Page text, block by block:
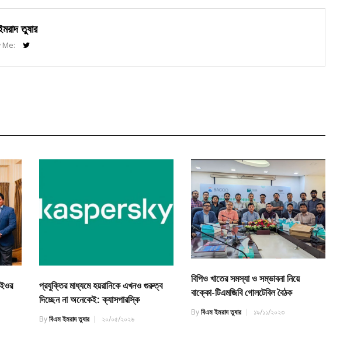
তুষার
Me:
প্রযুক্তির মাধ্যমে হয়রানিকে এখনও গুরুত্ব
দিচ্ছেন না অনেকেই: ক্যাসপারস্কি
Byবিএম ইমরাদ তুষার ২০/০৫/২০২৬
বিপিও খাতের সমস্যা ও সম্ভাবনা নিয়ে
বাক্কো-টিএমজিবি গোলটেবিল বৈঠক
Byবিএম ইমরাদ তুষার ১৯/১১/২০২৩